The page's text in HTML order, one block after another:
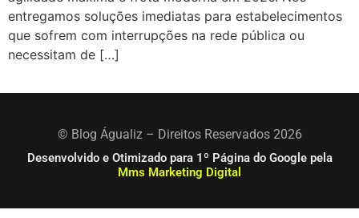
entregamos soluções imediatas para estabelecimentos
que sofrem com interrupções na rede pública ou
necessitam de […]
© Blog Águaliz – Direitos Reservados 2026
Desenvolvido e Otimizado para 1º Página do Google pela
Mms Marketing Digital